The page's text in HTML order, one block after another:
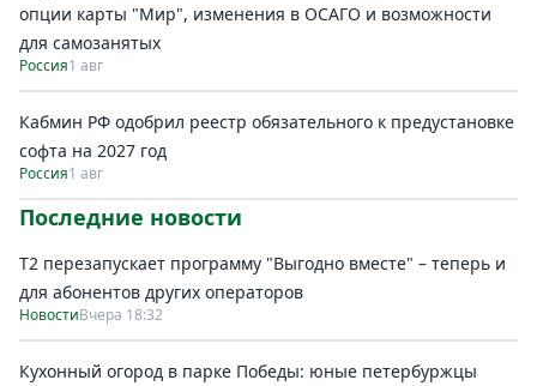
опции карты "Мир", изменения в ОСАГО и возможности
для самозанятых
Россия1 авг
Кабмин РФ одобрил реестр обязательного к предустановке
софта на 2027 год
Россия1 авг
Последние новости
Т2 перезапускает программу "Выгодно вместе" – теперь и
для абонентов других операторов
НовостиВчера 18:32
Кухонный огород в парке Победы: юные петербуржцы